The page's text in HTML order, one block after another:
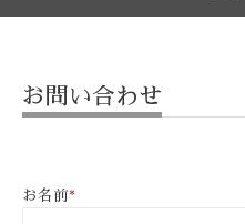
お問い合わせ
お名前*